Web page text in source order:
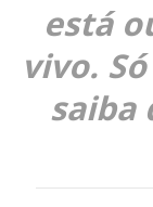
está
vivo.
saiba